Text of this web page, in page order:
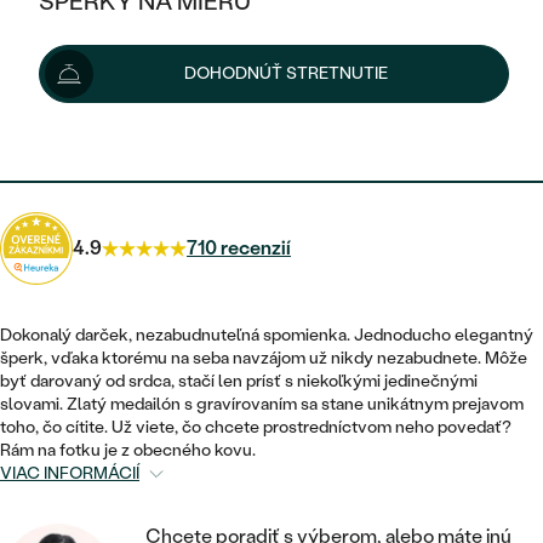
KOMBINOVANÉ ZLATO
PODĽA ŠTÝLU
ETERNITY
VINTAGE
NETRADIČNÉ
POSTRANNÉ DRAHOKAMY
HALO
VINTAGE
SET ZÁSNUBNÉHO PRSTEŇA A
NETRADIČNÉ
ZOSTAVTE SI PRSTEŇ
VÝPREDAJ
ŠPERKY ČO POMÁHAJÚ
PODĽA TYPU
NÁUŠNICE
PRSTENE
PRÍVESKY
NÁRAMKY
SETY
PÁNSKE ŠPERKY
PLATINOVÉ
NAPICHOVACIE
KRUHOVÉ
MINIMALISTICKÉ
VISIACE
SOLITÉR
ZLATÉ
STRIEBORNÉ
PODĽA ŠTÝLU
SOLITÉR
NARODENIE DIEŤAŤA
PERSONALIZOVANÉ
SO ZNAMENÍM ZVEROKRUHU
MINIMALISTICKÉ
VÝPREDAJ
ZLATÉ
STRIEBORNÉ
PODĽA ŠTÝLU
ETERNITY
MINIMALISTICKÉ
DOHODNÚŤ STRETNUTIE
1 935 €
Možnosti doručenia
4.9 710 recenzií
Dokonalý darček, nezabudnuteľná spomienka. Jednoducho elegantný
šperk, vďaka ktorému na seba navzájom už nikdy nezabudnete. Môže
byť darovaný od srdca, stačí len prísť s niekoľkými jedinečnými
slovami. Zlatý medailón s gravírovaním sa stane unikátnym prejavom
toho, čo cítite. Už viete, čo chcete prostredníctvom neho povedať?
Rám na fotku je z obecného kovu.
VIAC INFORMÁCIÍ
Chcete poradiť s výberom, alebo máte inú